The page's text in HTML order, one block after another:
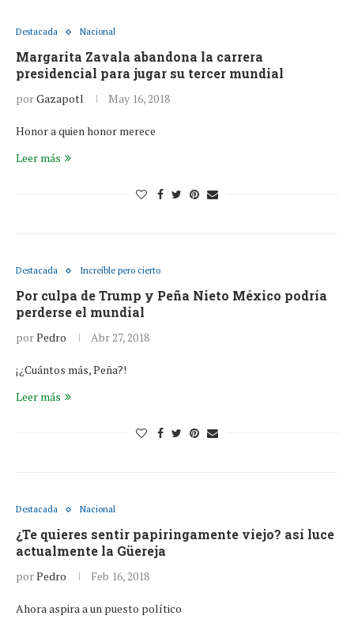
Destacada Nacional
Margarita Zavala abandona la carrera
presidencial para jugar su tercer mundial
porGazapotl May 16, 2018
Honor a quien honor merece
Leer más
Destacada Increíble pero cierto
Por culpa de Trump y Peña Nieto México podría
perderse el mundial
porPedro Abr 27, 2018
¡¿Cuántos más, Peña?!
Leer más
Destacada Nacional
¿Te quieres sentir papiringamente viejo? así luce
actualmente la Güereja
porPedro Feb 16, 2018
Ahora aspira a un puesto político